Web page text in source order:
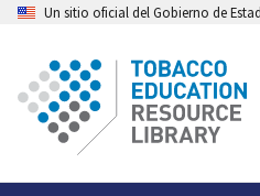
Un sitio oficial del Gobierno de